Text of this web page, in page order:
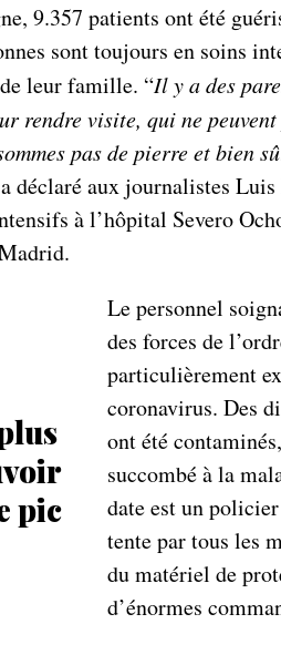
9.357 patients ont été
sont toujours en soins
leur famille. “Il y a des
rendre visite, qui ne
pas de pierre et bien
déclaré aux journalistes
à l’hôpital Severo
pic
Le personnel
des forces de
particulièrement
coronavirus. Des
ont été
succombé à la
date est un
tente par tous les
du matériel de
d’énormes